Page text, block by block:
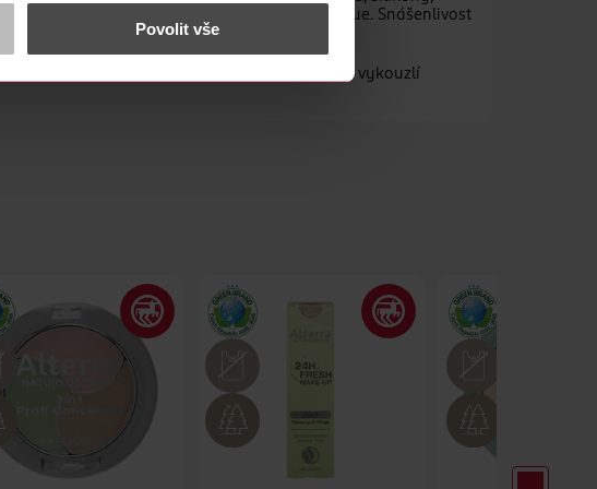
Povolit vše
Výrobek Alterra splňuje přísná kritéria Natrue. Snášenlivost
po dramatické. Tato vyvážená paleta barev vykouzlí